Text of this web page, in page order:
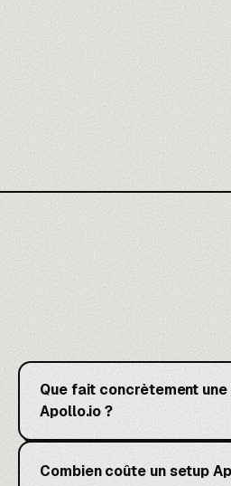
Que fait concrètement
Apollo.io ?
Combien coûte un setup